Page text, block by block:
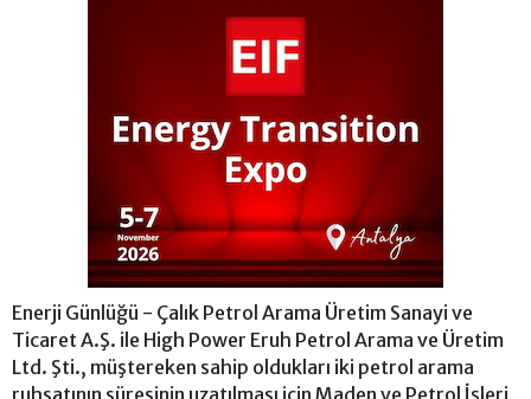
Enerji Günlüğü - Çalık Petrol Arama Üretim Sanayi ve
Ticaret A.Ş. ile High Power Eruh Petrol Arama ve Üretim
Ltd. Şti., müştereken sahip oldukları iki petrol arama
ruhsatının süresinin uzatılması için Maden ve Petrol İşleri